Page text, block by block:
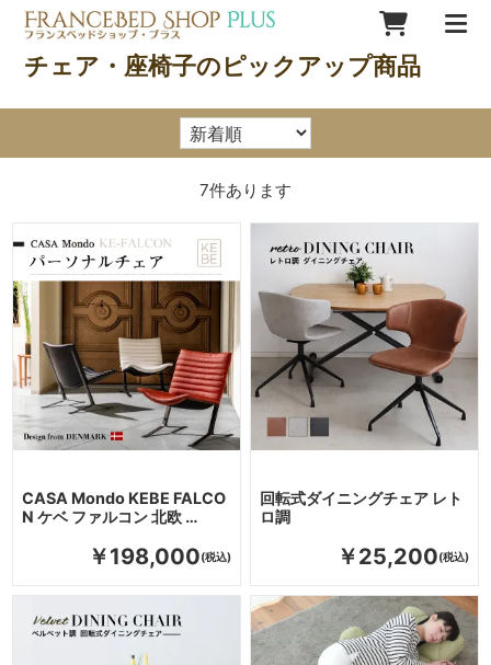
チェア・座椅子のピックアップ商品
7件あります
CASA Mondo KEBE FALCO
N ケベ ファルコン 北欧 …
￥198,000
回転式ダイニングチェア レト
ロ調
￥25,200